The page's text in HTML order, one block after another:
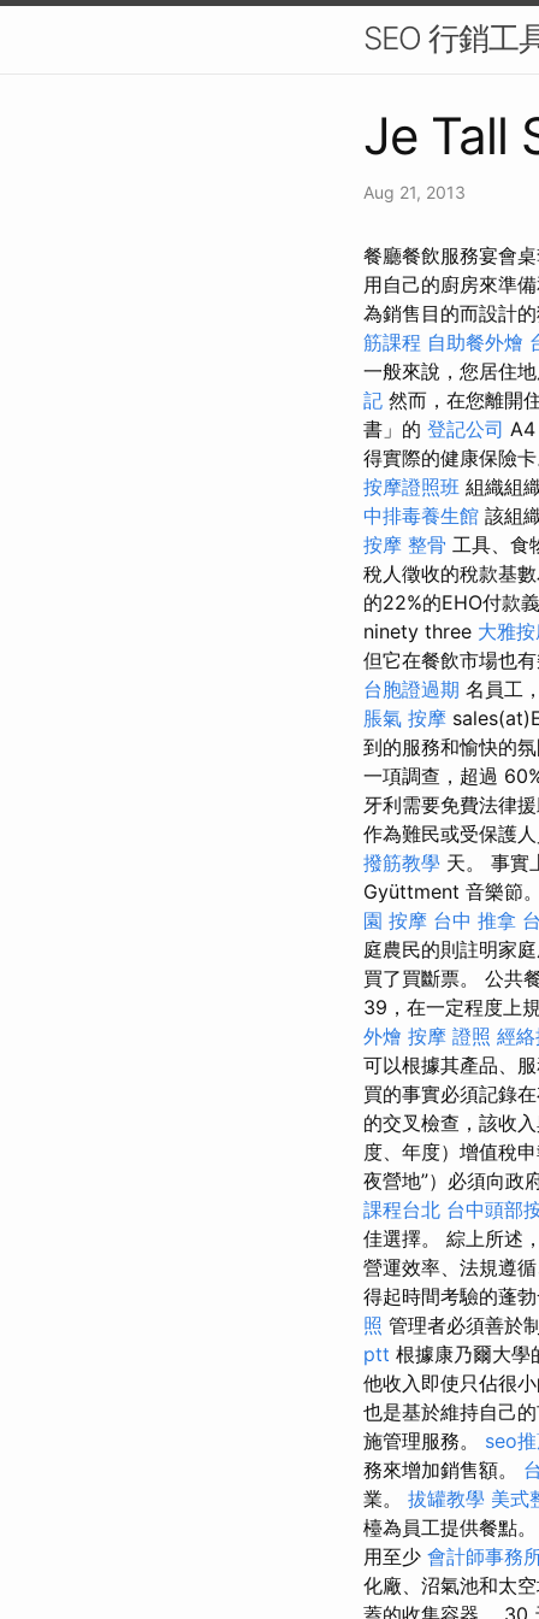
SEO 行銷工
Je Tall
Aug 21, 2013
餐廳餐飲服務宴會
用自己的廚房來準
為銷售目的而設計
筋課程 自助餐外燴
一般來說，您居住
記 然而，在您離開
書」的 登記公司
得實際的健康保險
按摩證照班 組織組
中排毒養生館 該組
按摩 整骨 工具、食
稅人徵收的稅款基
的22%的EHO付款
ninety three 大雅
但它在餐飲市場也
台胞證過期 名員工
脹氣 按摩
到的服務和愉快的
一項調查，超過
牙利需要免費法律
作為難民或受保護
撥筋教學 天。 事實
Gyüttment 音樂節
園 按摩 台中 推拿
庭農民的則註明家
買了買斷票。 公共
39，在一定程度上
外燴 按摩 證照 經
可以根據其產品、
買的事實必須記錄
的交叉檢查，該收
度、年度）增值稅
夜營地”）必須向政
課程台北 台中頭部
佳選擇。 綜上所述
營運效率、法規遵
得起時間考驗的蓬
照 管理者必須善於
ptt 根據康乃爾大學
他收入即使只佔很
也是基於維持自己
施管理服務。 seo
務來增加銷售額。
業。 拔罐教學 美式
檯為員工提供餐點
用至少 會計師事務
化廠、沼氣池和太
蓋的收集容器。 30